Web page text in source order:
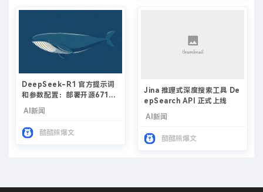
DeepSeek-R1 官方提示词
和参数配置：部署开源671B
与DeepSeek官方表现一致
AI新闻
酷酷熊爆文
Jina 推理式深度搜索工具 De
epSearch API 正式上线
AI新闻
酷酷熊爆文